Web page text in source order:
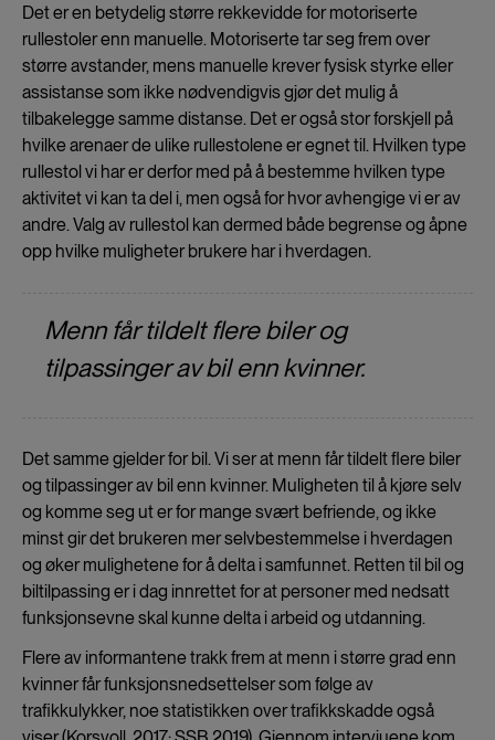
Det er en betydelig større rekkevidde for motoriserte
rullestoler enn manuelle. Motoriserte tar seg frem over
større avstander, mens manuelle krever fysisk styrke eller
assistanse som ikke nødvendigvis gjør det mulig å
tilbakelegge samme distanse. Det er også stor forskjell på
hvilke arenaer de ulike rullestolene er egnet til. Hvilken type
rullestol vi har er derfor med på å bestemme hvilken type
aktivitet vi kan ta del i, men også for hvor avhengige vi er av
andre. Valg av rullestol kan dermed både begrense og åpne
opp hvilke muligheter brukere har i hverdagen.
Menn får tildelt flere biler og
tilpassinger av bil enn kvinner.
Det samme gjelder for bil. Vi ser at menn får tildelt flere biler
og tilpassinger av bil enn kvinner. Muligheten til å kjøre selv
og komme seg ut er for mange svært befriende, og ikke
minst gir det brukeren mer selvbestemmelse i hverdagen
og øker mulighetene for å delta i samfunnet. Retten til bil og
biltilpassing er i dag innrettet for at personer med nedsatt
funksjonsevne skal kunne delta i arbeid og utdanning.
Flere av informantene trakk frem at menn i større grad enn
kvinner får funksjonsnedsettelser som følge av
trafikkulykker, noe statistikken over trafikkskadde også